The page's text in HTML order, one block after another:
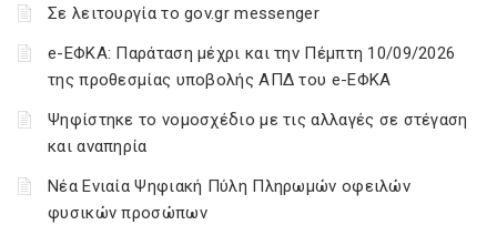
Σε λειτουργία το gov.gr messenger
e-ΕΦΚΑ: Παράταση μέχρι και την Πέμπτη 10/09/2026
της προθεσμίας υποβολής ΑΠΔ του e-ΕΦΚΑ
Ψηφίστηκε το νομοσχέδιο με τις αλλαγές σε στέγαση
και αναπηρία
Νέα Ενιαία Ψηφιακή Πύλη Πληρωμών οφειλών
φυσικών προσώπων